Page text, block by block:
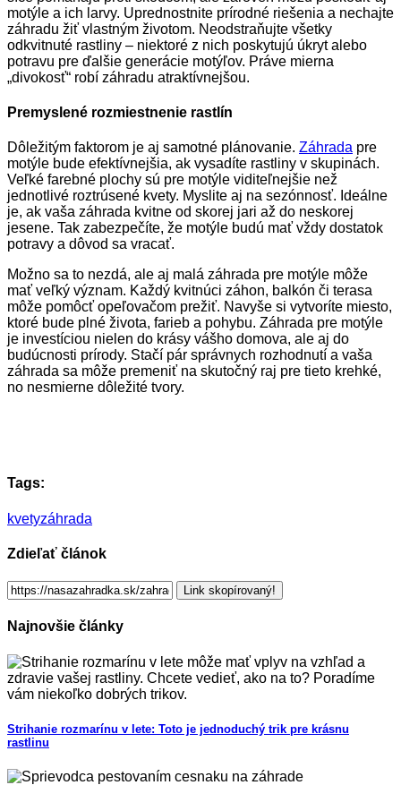
motýle a ich larvy. Uprednostnite prírodné riešenia a nechajte
záhradu žiť vlastným životom. Neodstraňujte všetky
odkvitnuté rastliny – niektoré z nich poskytujú úkryt alebo
potravu pre ďalšie generácie motýľov. Práve mierna
„divokosť“ robí záhradu atraktívnejšou.
Premyslené rozmiestnenie rastlín
Dôležitým faktorom je aj samotné plánovanie. Záhrada pre
motýle bude efektívnejšia, ak vysadíte rastliny v skupinách.
Veľké farebné plochy sú pre motýle viditeľnejšie než
jednotlivé roztrúsené kvety. Myslite aj na sezónnosť. Ideálne
je, ak vaša záhrada kvitne od skorej jari až do neskorej
jesene. Tak zabezpečíte, že motýle budú mať vždy dostatok
potravy a dôvod sa vracať.
Možno sa to nezdá, ale aj malá záhrada pre motýle môže
mať veľký význam. Každý kvitnúci záhon, balkón či terasa
môže pomôcť opeľovačom prežiť. Navyše si vytvoríte miesto,
ktoré bude plné života, farieb a pohybu. Záhrada pre motýle
je investíciou nielen do krásy vášho domova, ale aj do
budúcnosti prírody. Stačí pár správnych rozhodnutí a vaša
záhrada sa môže premeniť na skutočný raj pre tieto krehké,
no nesmierne dôležité tvory.
Tags:
kvetyzáhrada
Zdieľať článok
Link skopírovaný!
Najnovšie články
Strihanie rozmarínu v lete: Toto je jednoduchý trik pre krásnu
rastlinu